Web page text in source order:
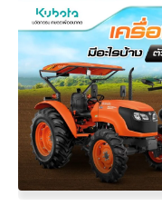
Combine Harvester
Rice Transplanter
Transplant Accessory
Diesel Engine
Power Tiller
Other products
Construction
Mini-excavator
Dealers
Machinery
Machinery
Seeding Center
Seeding Center
Offers
Investment
Corporate
About Us
Company History
Vision & Mission
4 Core Pillars of
Career
Career
Job Positions
Internship Program
New Update
New Update